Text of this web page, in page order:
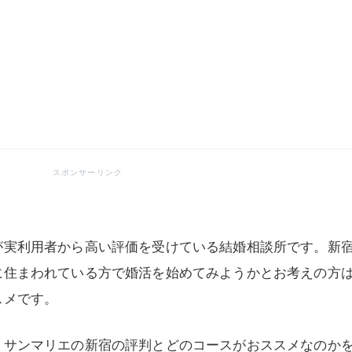
利用者から高い評価を受けている結婚相談所です。新
まわれている方で婚活を始めてみようかとお考えの方
です。
ンマリエの新宿の評判とどのコースがおススメなのか